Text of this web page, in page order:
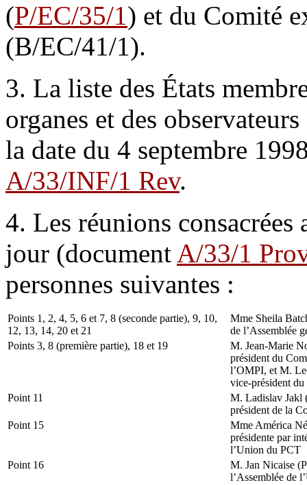
(P/EC/35/1) et du Comité
(B/EC/41/1).
3. La liste des États
organes et des
la date du 4 septembre
A/33/INF/1 Rev.
4. Les réunions
jour (document A/33/1
personnes suivantes :
Points 1, 2, 4, 5, 6 et 7, 8 (seconde partie), 9, 10,
12, 13, 14, 20 et 21
Mme Sheila
de l’Assemblée
Points 3, 8 (première partie), 18 et 19
M. Jean-Marie
président du
l’OMPI, et M.
vice-président
Point 11
M. Ladislav Jakl
président de la
Point 15
Mme América
présidente par
l’Union du PCT
Point 16
M. Jan Nicaise
l’Assemblée de